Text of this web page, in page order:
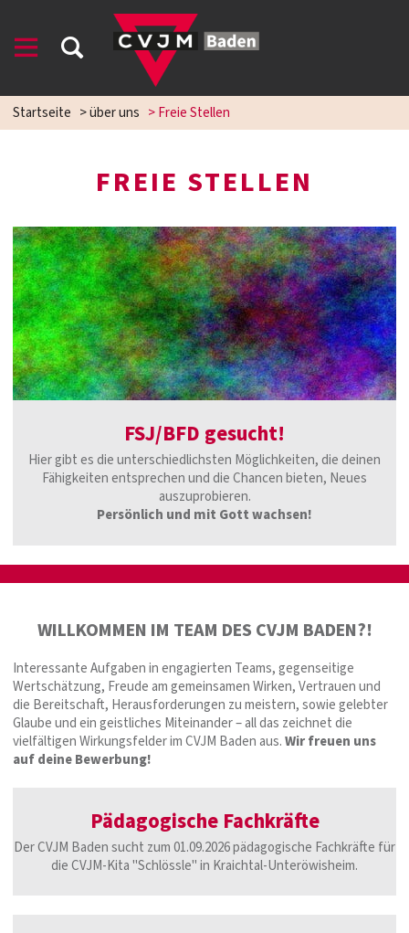
Startseite >über uns >Freie Stellen
FREIE STELLEN
FSJ/BFD gesucht!
Hier gibt es die unterschiedlichsten Möglichkeiten, die deinen
Fähigkeiten entsprechen und die Chancen bieten, Neues
auszuprobieren.
Persönlich und mit Gott wachsen!
WILLKOMMEN IM TEAM DES CVJM BADEN?!
Interessante Aufgaben in engagierten Teams, gegenseitige
Wertschätzung, Freude am gemeinsamen Wirken, Vertrauen und
die Bereitschaft, Herausforderungen zu meistern, sowie gelebter
Glaube und ein geistliches Miteinander – all das zeichnet die
vielfältigen Wirkungsfelder im CVJM Baden aus.Wir freuen uns
auf deine Bewerbung!
Pädagogische Fachkräfte
Der CVJM Baden sucht zum 01.09.2026 pädagogische Fachkräfte für
die CVJM-Kita "Schlössle" in Kraichtal-Unteröwisheim.